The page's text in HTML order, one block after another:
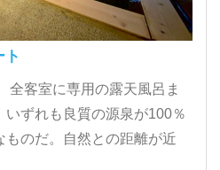
ト
全客室に専用の露天風呂ま
ずれも良質の源泉が100％
のだ。自然との距離が近